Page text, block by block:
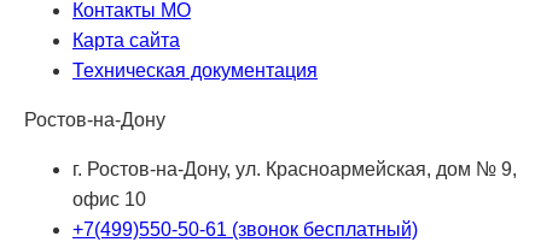
Контакты МО
Карта сайта
Техническая документация
Ростов-на-Дону
г. Ростов-на-Дону, ул. Красноармейская, дом № 9,
офис 10
+7(499)550-50-61 (звонок бесплатный)